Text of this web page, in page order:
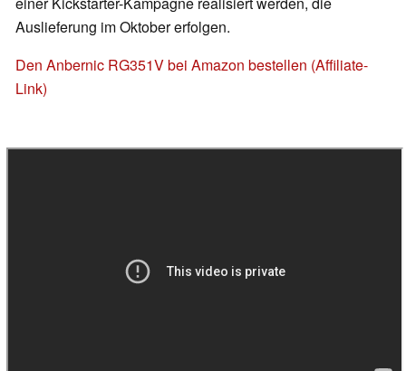
Auslieferung im Oktober erfolgen.
Den Anbernic RG351V bei Amazon bestellen (Affiliate-
Link)